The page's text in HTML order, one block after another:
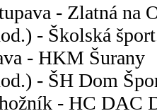
Stupava -
- Školská
-
- ŠH Dom
- HC DAC